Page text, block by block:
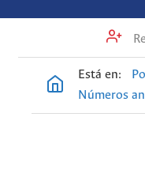
Está en:
Números